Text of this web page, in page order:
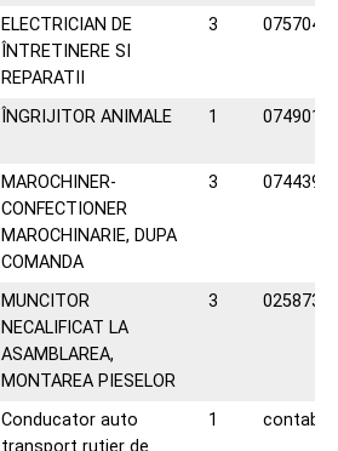
ELECTRICIAN DE
ÎNTRETINERE SI
REPARATII
3
ÎNGRIJITOR ANIMALE 1
MAROCHINER-
CONFECTIONER
MAROCHINARIE, DUPA
COMANDA
3
MUNCITOR
NECALIFICAT LA
ASAMBLAREA,
MONTAREA PIESELOR
3
Conducator auto
transport rutier de
1